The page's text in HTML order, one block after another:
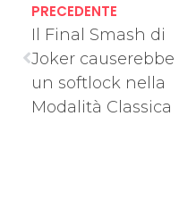
PRECEDENTE
Il Final Smash di
Joker causerebbe
un softlock nella
Modalità Classica